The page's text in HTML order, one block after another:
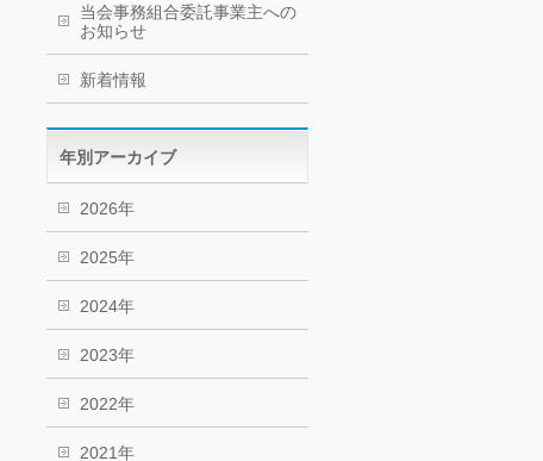
当会事務組合委託事業主への
お知らせ
新着情報
年別アーカイブ
2026年
2025年
2024年
2023年
2022年
2021年